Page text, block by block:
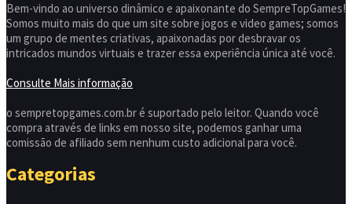
Bem-vindo ao universo dinâmico e apaixonante do SempreTopGames!
Somos muito mais do que um site sobre jogos e video games; somos
um grupo de mentes criativas, apaixonadas por desbravar os
intricados mundos virtuais e trazer essa experiência única até você.
Consulte Mais informação
o sempretopgames.com.br é suportado pelo leitor. Quando você
compra através de links em nosso site, podemos ganhar uma
comissão de afiliado sem nenhum custo adicional para você.
Categorias